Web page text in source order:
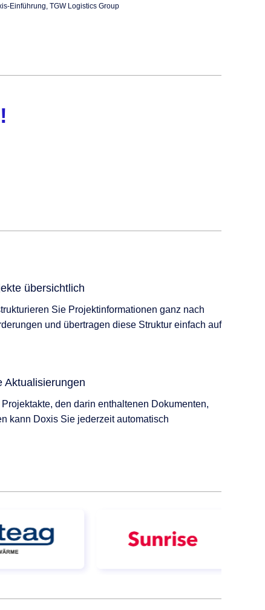
Einführung, TGW Logistics Group
übersichtlich
Sie Projektinformationen ganz nach
und übertragen diese Struktur einfach auf
Aktualisierungen
den darin enthaltenen Dokumenten,
kann Doxis Sie jederzeit automatisch